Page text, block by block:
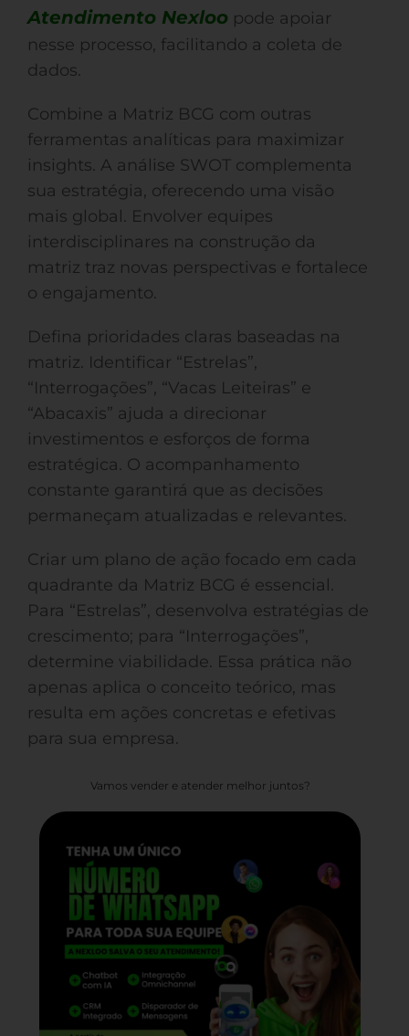
Atendimento Nexloo pode apoiar
nesse processo, facilitando a coleta de
dados.
Combine a Matriz BCG com outras
ferramentas analíticas para maximizar
insights. A análise SWOT complementa
sua estratégia, oferecendo uma visão
mais global. Envolver equipes
interdisciplinares na construção da
matriz traz novas perspectivas e fortalece
o engajamento.
Defina prioridades claras baseadas na
matriz. Identificar “Estrelas”,
“Interrogações”, “Vacas Leiteiras” e
“Abacaxis” ajuda a direcionar
investimentos e esforços de forma
estratégica. O acompanhamento
constante garantirá que as decisões
permaneçam atualizadas e relevantes.
Criar um plano de ação focado em cada
quadrante da Matriz BCG é essencial.
Para “Estrelas”, desenvolva estratégias de
crescimento; para “Interrogações”,
determine viabilidade. Essa prática não
apenas aplica o conceito teórico, mas
resulta em ações concretas e efetivas
para sua empresa.
Vamos vender e atender melhor juntos?